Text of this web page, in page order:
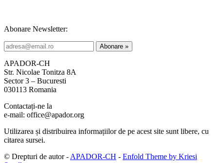
Abonare Newsletter:
APADOR-CH
Str. Nicolae Tonitza 8A
Sector 3 – Bucuresti
030113 Romania
Contactați-ne la
e-mail: office@apador.org
Utilizarea și distribuirea informațiilor de pe acest site sunt libere, cu
citarea sursei.
© Drepturi de autor - APADOR-CH - Enfold Theme by Kriesi